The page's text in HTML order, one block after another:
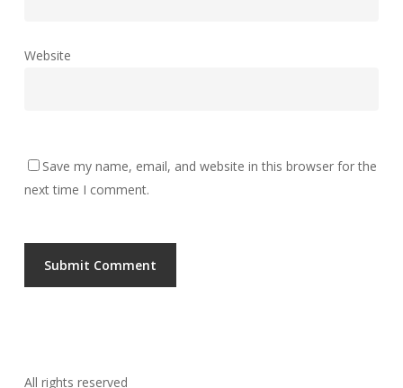
Website
Save my name, email, and website in this browser for the
next time I comment.
All rights reserved